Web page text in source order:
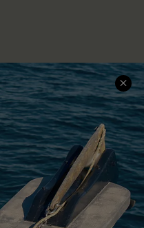
CENTRUM SERWISOWE
Informacje o Wysyłce
Jak Śledzić
Polityka Zwrotów
Rozpocznij Zwrot
Informacje o Rozmiarach